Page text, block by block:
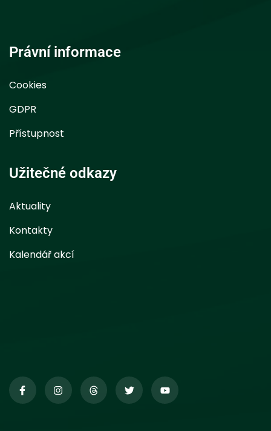
Právní informace
Cookies
GDPR
Přístupnost
Užitečné odkazy
Aktuality
Kontakty
Kalendář akcí